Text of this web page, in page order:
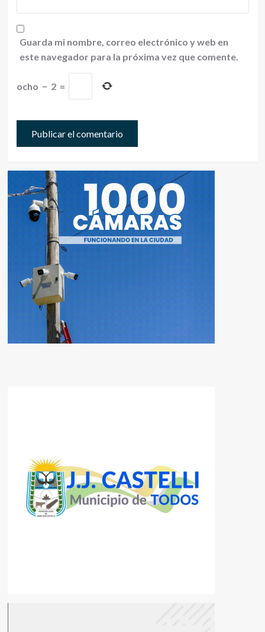
Guarda mi nombre, correo electrónico y web en
este navegador para la próxima vez que comente.
ocho − 2 =